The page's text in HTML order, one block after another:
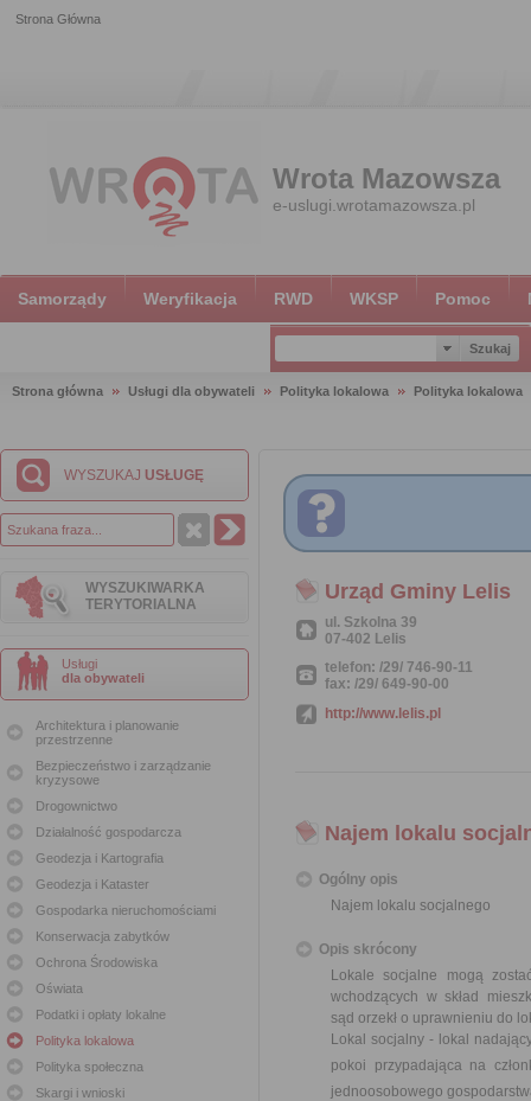
Strona Główna
Wrota Mazowsza
e-uslugi.wrotamazowsza.pl
Samorządy Weryfikacja RWD WKSP Pomoc
Strona główna Usługi dla obywateli Polityka lokalowa Polityka lokalowa
WYSZUKAJ USŁUGĘ
WYSZUKIWARKA
TERYTORIALNA
Usługi
dla obywateli
Architektura i planowanie
przestrzenne
Bezpieczeństwo i zarządzanie
kryzysowe
Drogownictwo
Działalność gospodarcza
Geodezja i Kartografia
Geodezja i Kataster
Gospodarka nieruchomościami
Konserwacja zabytków
Ochrona Środowiska
Oświata
Podatki i opłaty lokalne
Polityka lokalowa
Polityka społeczna
Skargi i wnioski
Urząd Gminy Lelis
ul. Szkolna 39
07-402 Lelis
telefon: /29/ 746-90-11
fax: /29/ 649-90-00
http://www.lelis.pl
Najem lokalu
Ogólny opis
Najem lokalu socjalnego
Opis skrócony
Lokale socjalne mogą
wchodzących w skład
sąd orzekł o uprawnieniu do
Lokal socjalny - lokal
pokoi przypadająca na
jednoosobowego